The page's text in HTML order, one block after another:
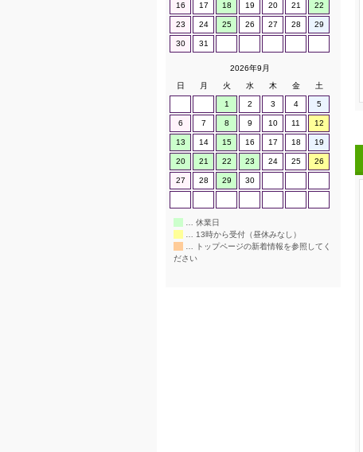
16 17 18 19 20 21 22
23 24 25 26 27 28 29
30 31
2026年9月
日
月 火 水 木 金 土
1 2 3 4 5
6 7 8 9 10 11 12
13 14 15 16 17 18 19
20 21 22 23 24 25 26
27 28 29 30
… 休業日
… 13時から受付（昼休みなし）
… トップページの新着情報を参照してく
ださい